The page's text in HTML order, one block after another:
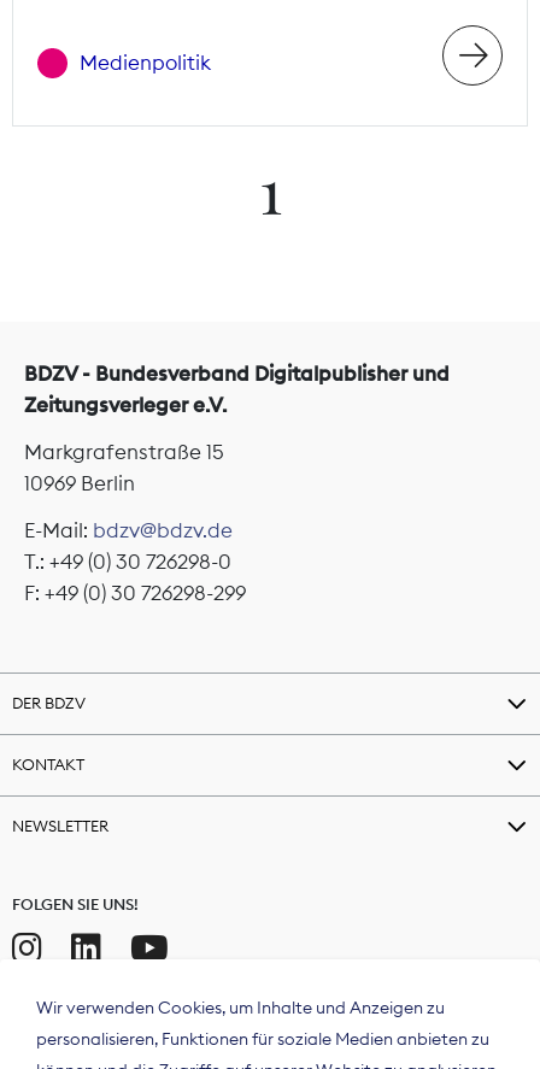
Medienpolitik
1
BDZV - Bundesverband Digitalpublisher und
Zeitungsverleger e.V.
Markgrafenstraße 15
10969 Berlin
E-Mail: bdzv@bdzv.de
T.: +49 (0) 30 726298-0
F: +49 (0) 30 726298-299
DER BDZV
KONTAKT
NEWSLETTER
FOLGEN SIE UNS!
Wir verwenden Cookies, um Inhalte und Anzeigen zu
personalisieren, Funktionen für soziale Medien anbieten zu